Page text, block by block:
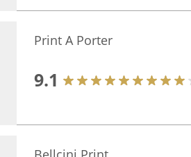
Print A Porter
9.1